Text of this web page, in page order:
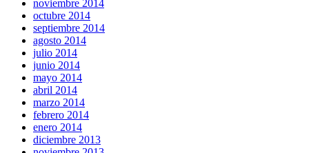
noviembre 2014
octubre 2014
septiembre 2014
agosto 2014
julio 2014
junio 2014
mayo 2014
abril 2014
marzo 2014
febrero 2014
enero 2014
diciembre 2013